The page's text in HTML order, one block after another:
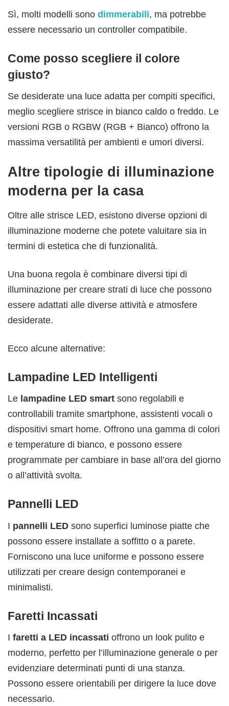
Sì, molti modelli sono dimmerabili, ma potrebbe
essere necessario un controller compatibile.
Come posso scegliere il colore
giusto?
Se desiderate una luce adatta per compiti specifici,
meglio scegliere strisce in bianco caldo o freddo. Le
versioni RGB o RGBW (RGB + Bianco) offrono la
massima versatilità per ambienti e umori diversi.
Altre tipologie di illuminazione
moderna per la casa
Oltre alle strisce LED, esistono diverse opzioni di
illuminazione moderne che potete valuitare sia in
termini di estetica che di funzionalità.
Una buona regola è combinare diversi tipi di
illuminazione per creare strati di luce che possono
essere adattati alle diverse attività e atmosfere
desiderate.
Ecco alcune alternative:
Lampadine LED Intelligenti
Le lampadine LED smart sono regolabili e
controllabili tramite smartphone, assistenti vocali o
dispositivi smart home. Offrono una gamma di colori
e temperature di bianco, e possono essere
programmate per cambiare in base all’ora del giorno
o all’attività svolta.
Pannelli LED
I pannelli LED sono superfici luminose piatte che
possono essere installate a soffitto o a parete.
Forniscono una luce uniforme e possono essere
utilizzati per creare design contemporanei e
minimalisti.
Faretti Incassati
I faretti a LED incassati offrono un look pulito e
moderno, perfetto per l’illuminazione generale o per
evidenziare determinati punti di una stanza.
Possono essere orientabili per dirigere la luce dove
necessario.